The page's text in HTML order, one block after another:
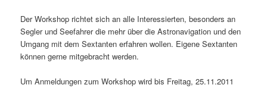
Der Workshop richtet sich an alle Interessierten, besonders an
Segler und Seefahrer die mehr über die Astronavigation und den
Umgang mit dem Sextanten erfahren wollen. Eigene Sextanten
können gerne mitgebracht werden.
Um Anmeldungen zum Workshop wird bis Freitag, 25.11.2011